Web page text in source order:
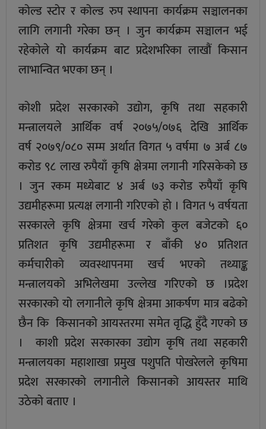
कोल्ड स्टोर र कोल्ड रुप स्थापना कार्यक्रम सञ्चालनका
लागि लगानी गरेका छन् । जुन कार्यक्रम सञ्चालन भई
रहेकोले यो कार्यक्रम बाट प्रदेशभरिका लाखौं किसान
लाभान्वित भएका छन् ।
कोशी प्रदेश सरकारको उद्योग, कृषि तथा सहकारी
मन्त्रालयले आर्थिक वर्ष २०७५/०७६ देखि आर्थिक
वर्ष २०७९/०८० सम्म अर्थात विगत ५ वर्षमा ७ अर्ब ८७
करोड ९८ लाख रुपैयाँ कृषि क्षेत्रमा लगानी गरिसकेको छ
। जुन रकम मध्येबाट ४ अर्ब ७३ करोड रुपैयाँ कृषि
उद्यमीहरूमा प्रत्यक्ष लगानी गरिएको हो । विगत ५ वर्षयता
सरकारले कृषि क्षेत्रमा खर्च गरेको कुल बजेटको ६०
प्रतिशत कृषि उद्यमीहरूमा र बाँकी ४० प्रतिशत
कर्मचारीको व्यवस्थापनमा खर्च भएको तथ्याङ्क
मन्त्रालयको अभिलेखमा उल्लेख गरिएको छ ।प्रदेश
सरकारको यो लगानीले कृषि क्षेत्रमा आकर्षण मात्र बढेको
छैन कि किसानको आयस्तरमा समेत वृद्धि हुँदै गएको छ
। काशी प्रदेश सरकारका उद्योग कृषि तथा सहकारी
मन्त्रालयका महाशाखा प्रमुख पशुपति पोखरेलले कृषिमा
प्रदेश सरकारको लगानीले किसानको आयस्तर माथि
उठेको बताए ।